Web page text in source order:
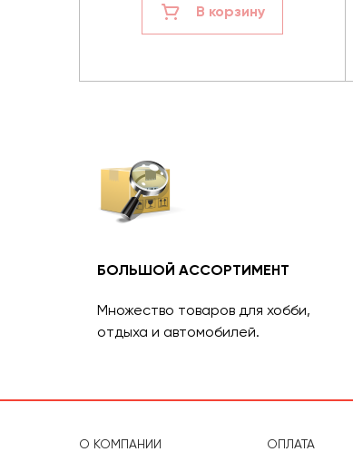
В корзину
БОЛЬШОЙ АССОРТИМЕНТ
Множество товаров для хобби,
отдыха и автомобилей.
О КОМПАНИИ ОПЛАТА